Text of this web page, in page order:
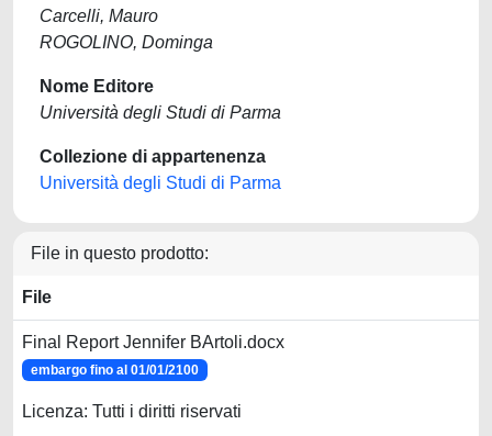
Carcelli, Mauro
ROGOLINO, Dominga
Nome Editore
Università degli Studi di Parma
Collezione di appartenenza
Università degli Studi di Parma
File in questo prodotto:
File
Final Report Jennifer BArtoli.docx
embargo fino al 01/01/2100
Licenza: Tutti i diritti riservati